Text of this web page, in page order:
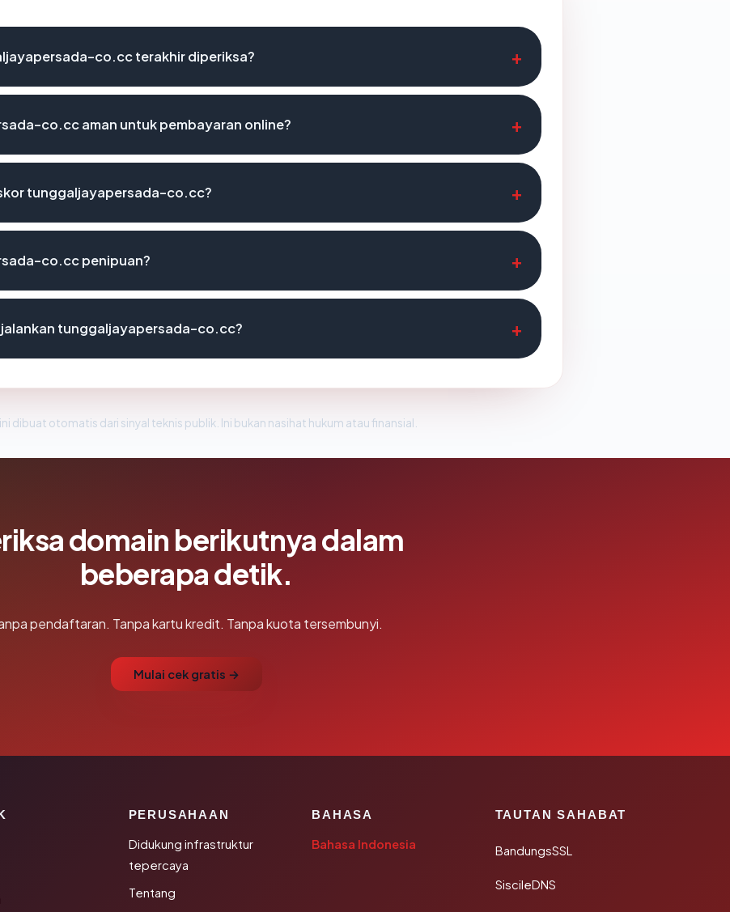
co.cc terakhir diperiksa?
co.cc aman untuk pembayaran online?
tunggaljayapersada-co.cc?
co.cc penipuan?
tunggaljayapersada-co.cc?
dibuat otomatis dari sinyal teknis publik. Ini bukan nasihat hukum atau finansial.
domain berikutnya dalam
beberapa detik.
pendaftaran. Tanpa kartu kredit. Tanpa kuota tersembunyi.
Mulai cek gratis →
PERUSAHAAN
Didukung infrastruktur
tepercaya
Tentang
BAHASA
Bahasa Indonesia
TAUTAN SAHABAT
BandungsSSL
SiscileDNS